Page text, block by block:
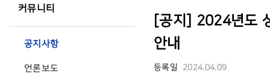
커뮤니티
공지사항
언론보도
[공지] 2024년도
안내
등록일 2024.04.09